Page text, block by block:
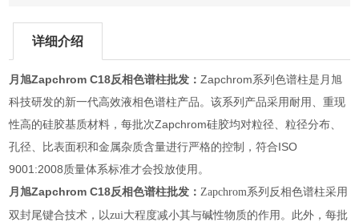
详细介绍
月旭Zapchrom C18反相色谱柱批发：Zapchrom系列色谱柱是月旭
科技研发的新一代高效液相色谱柱产品。该系列产品采用耐用、重现
性高的硅胶基质材料，每批次Zapchrom硅胶均对粒径、粒径分布、
孔径、比表面积和金属杂质含量进行严格的控制，符合ISO
9001:2008质量体系标准才会投放使用。
月旭Zapchrom C18反相色谱柱批发： Zapchrom系列反相色谱柱采用
双封尾键合技术，以zui大程度减小其与碱性物质的作用。此外，每批